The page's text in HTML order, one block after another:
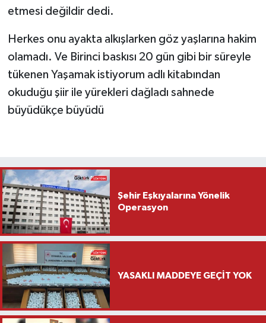
etmesi değildir dedi.
Herkes onu ayakta alkışlarken göz yaşlarına hakim
olamadı. Ve Birinci baskısı 20 gün gibi bir süreyle
tükenen Yaşamak istiyorum adlı kitabından
okuduğu şiir ile yürekleri dağladı sahnede
büyüdükçe büyüdü
Şehir Eşkıyalarına Yönelik
Operasyon
YASAKLI MADDEYE GEÇİT YOK